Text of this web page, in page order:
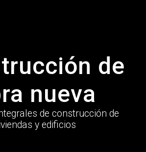
de
nueva
de construcción de
y edificios